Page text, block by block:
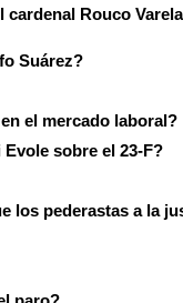
cardenal Rouco
Suárez?
el mercado laboral?
sobre el 23-F?
los pederastas a la